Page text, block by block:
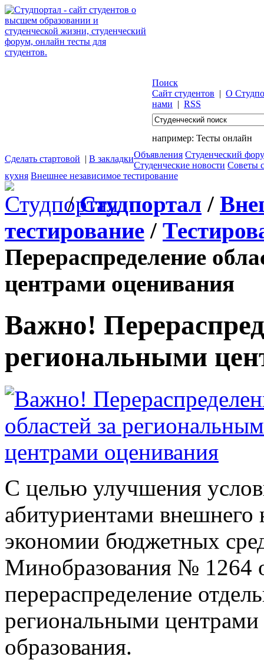
Поиск
Сайт студентов | О
нами | RSS
например: Тесты онлайн
Сделать стартовой | В закладкиОбъявления Студенческий
Студенческие новости Советы
кухня Внешнее независимое тестирование
/Студпортал /
тестирование /
Перераспределение
центрами оценивания
Важно!
региональными
С целью улучшения
абитуриентами внешнего
экономии бюджетных
Минобразования № 1264
перераспределение
региональными центрами
образования.